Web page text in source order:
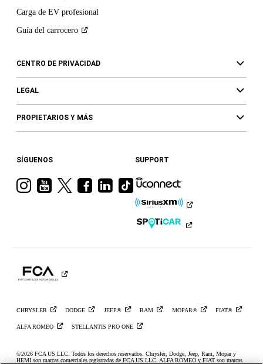
Carga de EV profesional
Guía del carrocero
CENTRO DE PRIVACIDAD
LEGAL
PROPIETARIOS Y MÁS
SÍGUENOS
VisitaVisitaVisitaVisitaVisita
Ram
Visita
a
Ram
en
SUPPORT
CHRYSLER DODGE JEEP® RAM MOPAR® FIAT®
ALFA ROMEO STELLANTIS PROONE
©2026 FCA US LLC. Todos los derechos reservados. Chrysler, Dodge, Jeep, Ram, Mopar y
HEMI son marcas comerciales registradas de FCA US LLC. ALFA ROMEO y FIAT son marcas